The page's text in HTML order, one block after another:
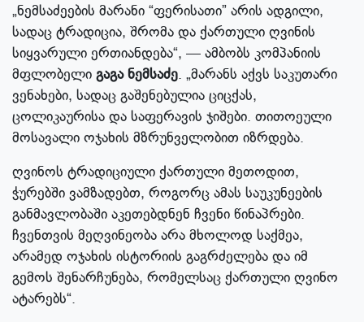
„ნემსაძეების მარანი “ფერისათი” არის ადგილი,
სადაც ტრადიცია, შრომა და ქართული ღვინის
სიყვარული ერთიანდება“, — ამბობს კომპანიის
მფლობელი გაგა ნემსაძე. „მარანს აქვს საკუთარი
ვენახები, სადაც გაშენებულია ციცქას,
ცოლიკაურისა და საფერავის ჯიშები. თითოეული
მოსავალი ოჯახის მზრუნველობით იზრდება.
ღვინოს ტრადიციული ქართული მეთოდით,
ჭურებში ვამზადებთ, როგორც ამას საუკუნეების
განმავლობაში აკეთებდნენ ჩვენი წინაპრები.
ჩვენთვის მეღვინეობა არა მხოლოდ საქმეა,
არამედ ოჯახის ისტორიის გაგრძელება და იმ
გემოს შენარჩუნება, რომელსაც ქართული ღვინო
ატარებს“.